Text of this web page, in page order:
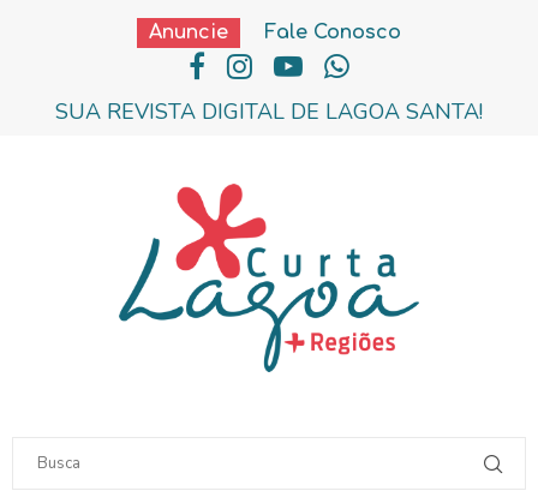
Anuncie Fale Conosco
SUA REVISTA DIGITAL DE LAGOA SANTA!